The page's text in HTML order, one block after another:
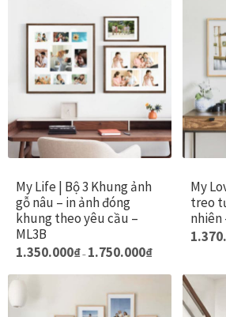
Vũ khúc thiên nga Collection
Wheels of Time
Tranh chim sếu nghệ thuật
Các dòng giấy in Giclee
Catalogue
Catalogue Bộ Sưu Tập Mã Vương
Dây treo Tết Bính Ngọ 2026
My Life | Bộ 3 Khung ảnh
gỗ nâu – in ảnh đóng
khung theo yêu cầu –
ML3B
1.350.000₫– 1.750.000₫Khoảng
từ
1.350.000₫
1.750.000₫
phẩm
này
My
treo
nhiên